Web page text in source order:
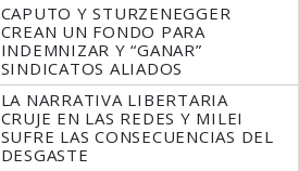
CAPUTO Y STURZENEGGER
CREAN UN FONDO PARA
INDEMNIZAR Y “GANAR”
SINDICATOS ALIADOS
LA NARRATIVA LIBERTARIA
CRUJE EN LAS REDES Y MILEI
SUFRE LAS CONSECUENCIAS DEL
DESGASTE